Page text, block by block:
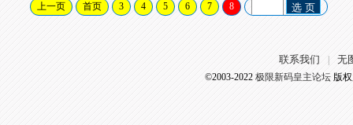
上一页 首页 3 4 5 6 7 8 选 页
联系我们 无
©2003-2022 极限新码皇主论坛版权